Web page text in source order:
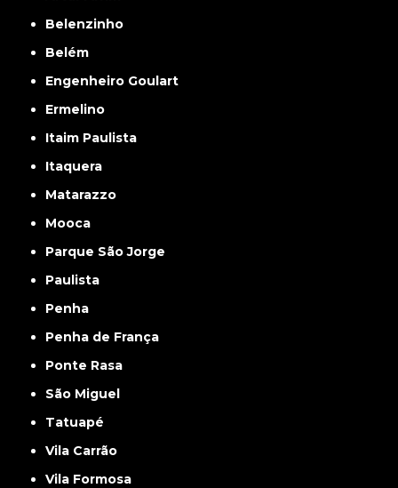
Belenzinho
Belém
Engenheiro Goulart
Ermelino
Itaim Paulista
Itaquera
Matarazzo
Mooca
Parque São Jorge
Paulista
Penha
Penha de França
Ponte Rasa
São Miguel
Tatuapé
Vila Carrão
Vila Formosa